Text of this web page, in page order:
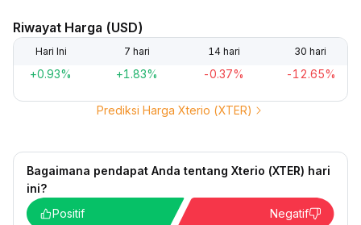
Riwayat Harga (USD)
Hari Ini 7 hari 14 hari 30 hari
+0.93% +1.83% -0.37% -12.65%
Prediksi Harga Xterio (XTER)
Bagaimana pendapat Anda tentang Xterio (XTER) hari
ini?
Positif
Negatif